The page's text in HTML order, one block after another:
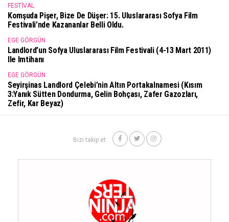
FESTIVAL
Komşuda Pişer, Bize De Düşer: 15. Uluslararası Sofya Film
Festivali’nde Kazananlar Belli Oldu.
EGE GÖRGÜN
Landlord’un Sofya Uluslararası Film Festivali (4-13 Mart 2011)
Ile Imtihanı
EGE GÖRGÜN
Seyirşinas Landlord Çelebi’nin Altın Portakalnamesi (Kısım
3:Yanık Sütten Dondurma, Gelin Bohçası, Zafer Gazozları,
Zefir, Kar Beyaz)
Bizi takip et